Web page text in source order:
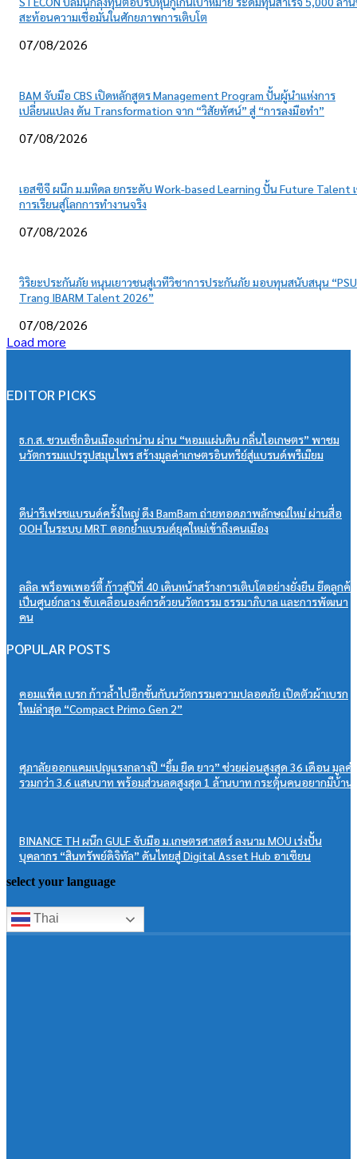
สะท้อนความเชื่อมั่นในศักยภาพการเติบโต
07/08/2026
BAM จับมือ CBS เปิดหลักสูตร Management Program ปั้นผู้นำแห่งการ
เปลี่ยนแปลง ดัน Transformation จาก “วิสัยทัศน์” สู่ “การลงมือทำ”
07/08/2026
เอสซีจี ผนึก ม.มหิดล ยกระดับ Work-based Learning ปั้น Future Talent
การเรียนสู่โลกการทำงานจริง
07/08/2026
วิริยะประกันภัย หนุนเยาวชนสู่เวทีวิชาการประกันภัย มอบทุนสนับสนุน “PSU
Trang IBARM Talent 2026”
07/08/2026
Load more
EDITOR PICKS
ธ.ก.ส. ชวนเช็กอินเมืองเก่าน่าน ผ่าน “หอมแผ่นดิน กลิ่นไอเกษตร” พาชม
นวัตกรรมแปรรูปสมุนไพร สร้างมูลค่าเกษตรอินทรีย์สู่แบรนด์พรีเมียม
ดีน่ารีเฟรชแบรนด์ครั้งใหญ่ ดึง BamBam ถ่ายทอดภาพลักษณ์ใหม่ ผ่านสื่อ
OOH ในระบบ MRT ตอกย้ำแบรนด์ยุคใหม่เข้าถึงคนเมือง
ลลิล พร็อพเพอร์ตี้ ก้าวสู่ปีที่ 40 เดินหน้าสร้างการเติบโตอย่างยั่งยืน ยึดลูกค้า
เป็นศูนย์กลาง ขับเคลื่อนองค์กรด้วยนวัตกรรม ธรรมาภิบาล และการพัฒนา
คน
POPULAR POSTS
คอมแพ็ค เบรก ก้าวล้ำไปอีกขั้นกับนวัตกรรมความปลอดภัย เปิดตัวผ้าเบรก
ใหม่ล่าสุด “Compact Primo Gen 2”
ศุภาลัยออกแคมเปญแรงกลางปี “ยิ้ม ยืด ยาว” ช่วยผ่อนสูงสุด 36 เดือน มูลค่า
รวมกว่า 3.6 แสนบาท พร้อมส่วนลดสูงสุด 1 ล้านบาท กระตุ้นคนอยากมีบ้าน
BINANCE TH ผนึก GULF จับมือ ม.เกษตรศาสตร์ ลงนาม MOU เร่งปั้น
บุคลากร “สินทรัพย์ดิจิทัล” ดันไทยสู่ Digital Asset Hub อาเซียน
select your language
Thai